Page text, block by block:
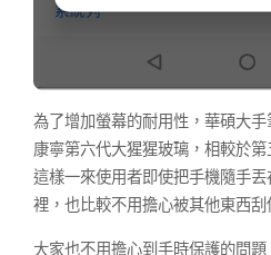
為了增加螢幕的耐用性，華碩大
康寧第六代大猩猩玻璃，相較於
這樣一來使用者即使把手機隨手
裡，也比較不用擔心被其他東西刮
大家也不用擔心到手時保護的問